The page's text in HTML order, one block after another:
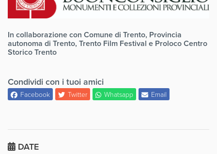
In collaborazione con Comune di Trento, Provincia
autonoma di Trento, Trento Film Festival e Proloco Centro
Storico Trento
Condividi con i tuoi amici
Facebook Twitter Whatsapp Email
DATE